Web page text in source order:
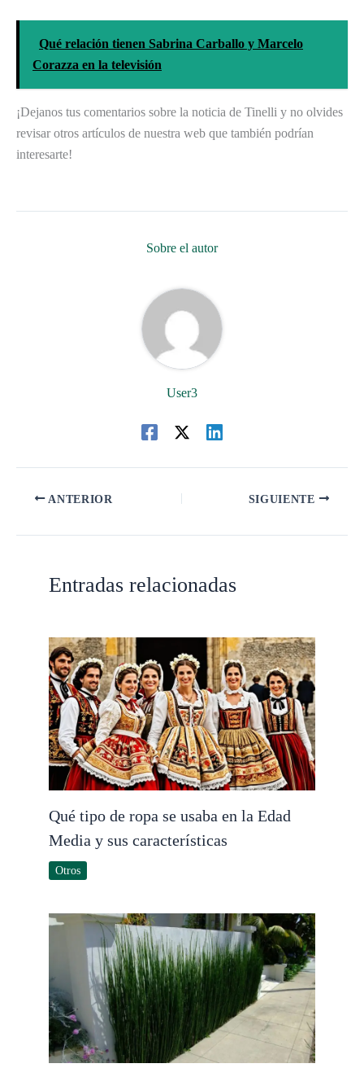
Qué relación tienen Sabrina Carballo y Marcelo
Corazza en la televisión
¡Dejanos tus comentarios sobre la noticia de Tinelli y no olvides
revisar otros artículos de nuestra web que también podrían
interesarte!
Sobre el autor
User3
ANTERIOR SIGUIENTE
Entradas relacionadas
Qué tipo de ropa se usaba en la Edad
Media y sus características
Otros